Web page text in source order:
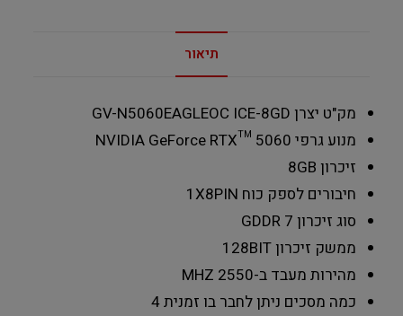
תיאור
מק"ט יצרן GV-N5060EAGLEOC ICE-8GD
מנוע גרפי NVIDIA GeForce RTX™ 5060
זיכרון 8GB
חיבורים לספק כוח 1X8PIN
סוג זיכרון GDDR 7
ממשק זיכרון128BIT
מהירות מעבד ב-MHZ2550
כמה מסכים ניתן לחבר בו זמנית4